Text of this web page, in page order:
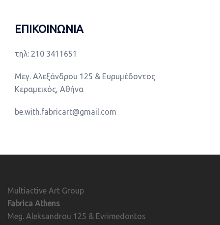
ΕΠΙΚΟΙΝΩΝΙΑ
τηλ: 210 3411651
Μεγ. Αλεξάνδρου 125 & Ευρυμέδοντος
Κεραμεικός, Αθήνα
be.with.fabricart@gmail.com
Multiactive Art Group
Fabrica Athens
Meg. Aleksandrou 125 & Evrimedontos